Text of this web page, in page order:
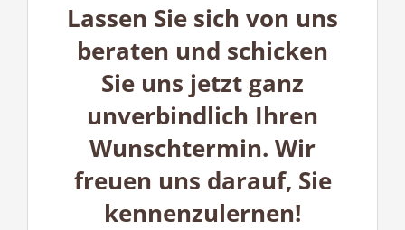
Lassen Sie sich von uns
beraten und schicken
Sie uns jetzt ganz
unverbindlich Ihren
Wunschtermin. Wir
freuen uns darauf, Sie
kennenzulernen!